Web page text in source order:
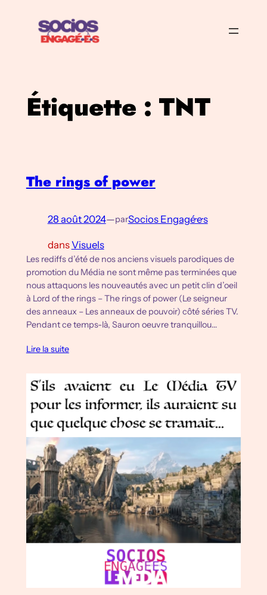
contenu
Étiquette : TNT
The rings of power
28 août 2024—parSocios Engagé·e·s
dansVisuels
Les rediffs d’été de nos anciens visuels parodiques de
promotion du Média ne sont même pas terminées que
nous attaquons les nouveautés avec un petit clin d’oeil
à Lord of the rings – The rings of power (Le seigneur
des anneaux – Les anneaux de pouvoir) côté séries TV.
Pendant ce temps-là, Sauron oeuvre tranquillou…
Lire la suite